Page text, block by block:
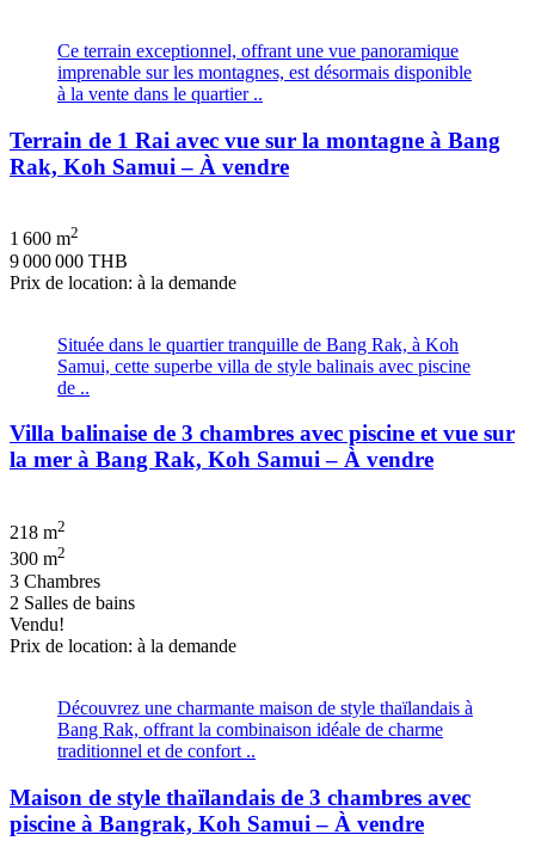
Ce terrain exceptionnel, offrant une vue panoramique
imprenable sur les montagnes, est désormais disponible
à la vente dans le quartier ..
Terrain de 1 Rai avec vue sur la montagne à Bang
Rak, Koh Samui – À vendre
1 600 m2
9 000 000 THB
Prix de location: à la demande
Située dans le quartier tranquille de Bang Rak, à Koh
Samui, cette superbe villa de style balinais avec piscine
de ..
Villa balinaise de 3 chambres avec piscine et vue sur
la mer à Bang Rak, Koh Samui – À vendre
218 m2
300 m2
3 Chambres
2 Salles de bains
Vendu!
Prix de location: à la demande
Découvrez une charmante maison de style thaïlandais à
Bang Rak, offrant la combinaison idéale de charme
traditionnel et de confort ..
Maison de style thaïlandais de 3 chambres avec
piscine à Bangrak, Koh Samui – À vendre